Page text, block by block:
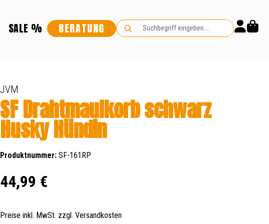
SALE % BERATUNG
JVM
SF Drahtmaulkorb schwarz
Husky Hündin
Produktnummer:SF-161RP
Regulärer Preis:
44,99 €
Preise inkl. MwSt. zzgl. Versandkosten